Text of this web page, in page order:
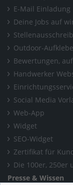
E-Mail Einladung
Deine Jobs auf
Outdoor-
Bewertungen,
Handwerker
Social Media
Web-App
Widget
SEO-Widget
Zertifikat für
Die 100er, 250er
Presse & Wissen